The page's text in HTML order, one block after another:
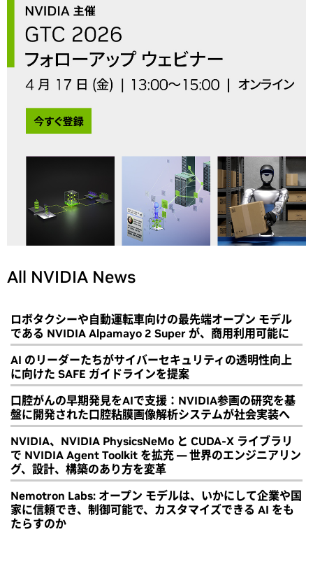
All NVIDIA News
ロボタクシーや自動運転車向けの最先端オープン モデル
である NVIDIA Alpamayo 2 Super が、商用利用可能に
AI のリーダーたちがサイバーセキュリティの透明性向上
に向けた SAFE ガイドラインを提案
口腔がんの早期発見をAIで支援：NVIDIA参画の研究を基
盤に開発された口腔粘膜画像解析システムが社会実装へ
NVIDIA、NVIDIA PhysicsNeMo と CUDA-X ライブラリ
で NVIDIA Agent Toolkit を拡充 ― 世界のエンジニアリン
グ、設計、構築のあり方を変革
Nemotron Labs: オープン モデルは、いかにして企業や国
家に信頼でき、制御可能で、カスタマイズできる AI をも
たらすのか